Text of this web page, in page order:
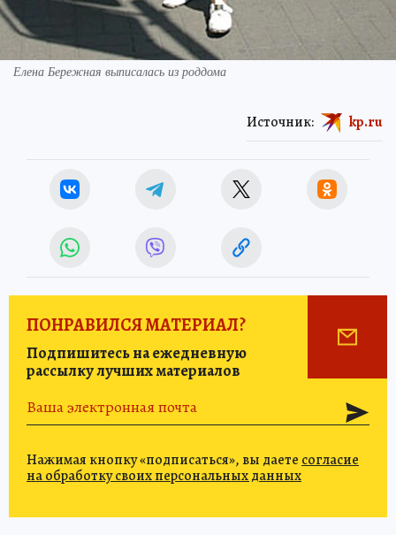
Елена Бережная выписалась из роддома
Источник: kp.ru
ПОНРАВИЛСЯ МАТЕРИАЛ?
Подпишитесь на ежедневную
рассылку лучших материалов
Нажимая кнопку «подписаться», вы даете согласие
на обработку своих персональных данных